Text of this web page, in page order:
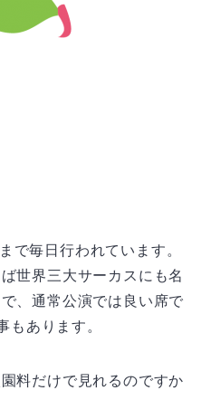
で毎日行われています。
世界三大サーカスにも名
、通常公演では良い席で
もあります。
料だけで見れるのですか